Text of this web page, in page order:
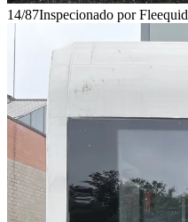
14/87Inspecionado por Fleequid